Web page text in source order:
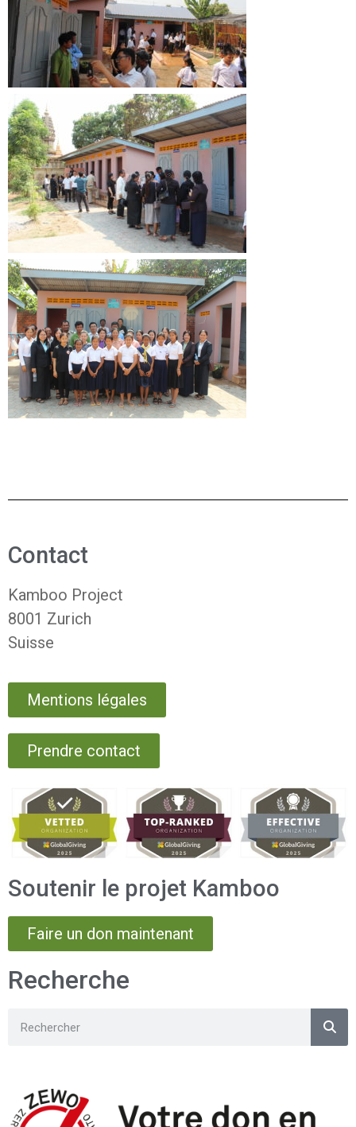
Contact
Kamboo Project
8001 Zurich
Suisse
Mentions légales
Prendre contact
Soutenir le projet Kamboo
Faire un don maintenant
Recherche